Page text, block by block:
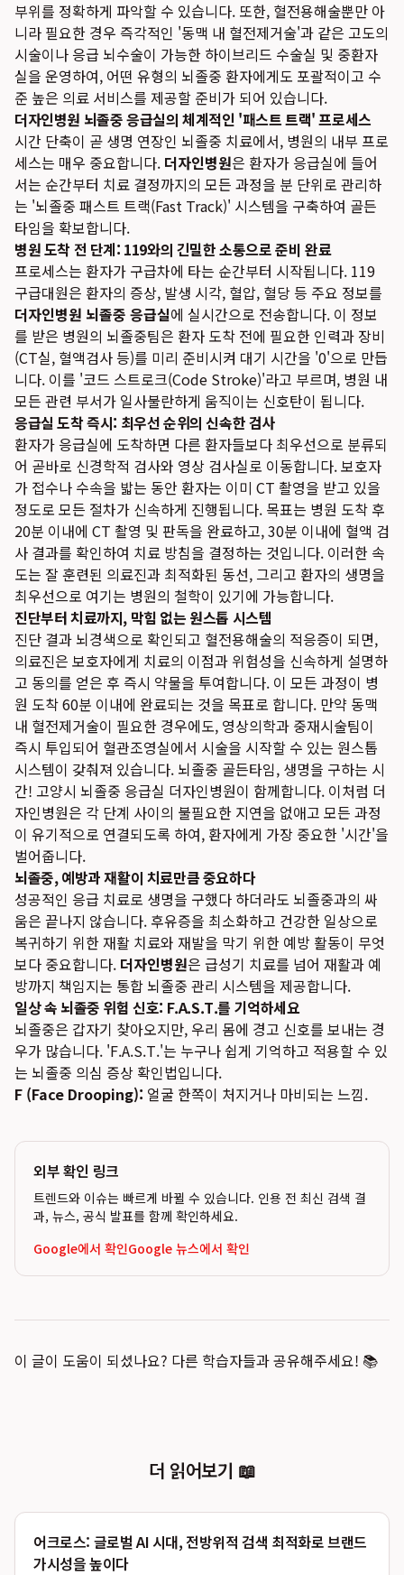
부위를 정확하게 파악할 수 있습니다. 또한, 혈전용해술뿐만 아
니라 필요한 경우 즉각적인 '동맥 내 혈전제거술'과 같은 고도의
시술이나 응급 뇌수술이 가능한 하이브리드 수술실 및 중환자
실을 운영하여, 어떤 유형의 뇌졸중 환자에게도 포괄적이고 수
준 높은 의료 서비스를 제공할 준비가 되어 있습니다.
더자인병원 뇌졸중 응급실의 체계적인 '패스트 트랙' 프로세스
시간 단축이 곧 생명 연장인 뇌졸중 치료에서, 병원의 내부 프로
세스는 매우 중요합니다. 더자인병원은 환자가 응급실에 들어
서는 순간부터 치료 결정까지의 모든 과정을 분 단위로 관리하
는 '뇌졸중 패스트 트랙(Fast Track)' 시스템을 구축하여 골든
타임을 확보합니다.
병원 도착 전 단계: 119와의 긴밀한 소통으로 준비 완료
프로세스는 환자가 구급차에 타는 순간부터 시작됩니다. 119
구급대원은 환자의 증상, 발생 시각, 혈압, 혈당 등 주요 정보를
더자인병원 뇌졸중 응급실에 실시간으로 전송합니다. 이 정보
를 받은 병원의 뇌졸중팀은 환자 도착 전에 필요한 인력과 장비
(CT실, 혈액검사 등)를 미리 준비시켜 대기 시간을 '0'으로 만듭
니다. 이를 '코드 스트로크(Code Stroke)'라고 부르며, 병원 내
모든 관련 부서가 일사불란하게 움직이는 신호탄이 됩니다.
응급실 도착 즉시: 최우선 순위의 신속한 검사
환자가 응급실에 도착하면 다른 환자들보다 최우선으로 분류되
어 곧바로 신경학적 검사와 영상 검사실로 이동합니다. 보호자
가 접수나 수속을 밟는 동안 환자는 이미 CT 촬영을 받고 있을
정도로 모든 절차가 신속하게 진행됩니다. 목표는 병원 도착 후
20분 이내에 CT 촬영 및 판독을 완료하고, 30분 이내에 혈액 검
사 결과를 확인하여 치료 방침을 결정하는 것입니다. 이러한 속
도는 잘 훈련된 의료진과 최적화된 동선, 그리고 환자의 생명을
최우선으로 여기는 병원의 철학이 있기에 가능합니다.
진단부터 치료까지, 막힘 없는 원스톱 시스템
진단 결과 뇌경색으로 확인되고 혈전용해술의 적응증이 되면,
의료진은 보호자에게 치료의 이점과 위험성을 신속하게 설명하
고 동의를 얻은 후 즉시 약물을 투여합니다. 이 모든 과정이 병
원 도착 60분 이내에 완료되는 것을 목표로 합니다. 만약 동맥
내 혈전제거술이 필요한 경우에도, 영상의학과 중재시술팀이
즉시 투입되어 혈관조영실에서 시술을 시작할 수 있는 원스톱
시스템이 갖춰져 있습니다. 뇌졸중 골든타임, 생명을 구하는 시
간! 고양시 뇌졸중 응급실 더자인병원이 함께합니다. 이처럼 더
자인병원은 각 단계 사이의 불필요한 지연을 없애고 모든 과정
이 유기적으로 연결되도록 하여, 환자에게 가장 중요한 '시간'을
벌어줍니다.
뇌졸중, 예방과 재활이 치료만큼 중요하다
성공적인 응급 치료로 생명을 구했다 하더라도 뇌졸중과의 싸
움은 끝나지 않습니다. 후유증을 최소화하고 건강한 일상으로
복귀하기 위한 재활 치료와 재발을 막기 위한 예방 활동이 무엇
보다 중요합니다. 더자인병원은 급성기 치료를 넘어 재활과 예
방까지 책임지는 통합 뇌졸중 관리 시스템을 제공합니다.
일상 속 뇌졸중 위험 신호: F.A.S.T.를 기억하세요
뇌졸중은 갑자기 찾아오지만, 우리 몸에 경고 신호를 보내는 경
우가 많습니다. 'F.A.S.T.'는 누구나 쉽게 기억하고 적용할 수 있
는 뇌졸중 의심 증상 확인법입니다.
F (Face Drooping): 얼굴 한쪽이 처지거나 마비되는 느낌.
외부 확인 링크
트렌드와 이슈는 빠르게 바뀔 수 있습니다. 인용 전 최신 검색 결
과, 뉴스, 공식 발표를 함께 확인하세요.
Google에서 확인Google 뉴스에서 확인
이 글이 도움이 되셨나요? 다른 학습자들과 공유해주세요! 📚
더 읽어보기 📖
어크로스: 글로벌 AI 시대, 전방위적 검색 최적화로 브랜드
가시성을 높이다